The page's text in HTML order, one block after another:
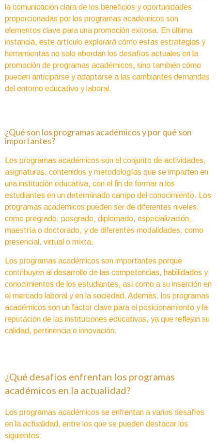
la comunicación clara de los beneficios y oportunidades
proporcionadas por los programas académicos son
elementos clave para una promoción exitosa. En última
instancia, este artículo explorará cómo estas estrategias y
herramientas no solo abordan los desafíos actuales en la
promoción de programas académicos, sino también cómo
pueden anticiparse y adaptarse a las cambiantes demandas
del entorno educativo y laboral.
¿Qué son los programas académicos y por qué son
importantes?
Los programas académicos son el conjunto de actividades,
asignaturas, contenidos y metodologías que se imparten en
una institución educativa, con el fin de formar a los
estudiantes en un determinado campo del conocimiento. Los
programas académicos pueden ser de diferentes niveles,
como pregrado, posgrado, diplomado, especialización,
maestría o doctorado, y de diferentes modalidades, como
presencial, virtual o mixta.
Los programas académicos son importantes porque
contribuyen al desarrollo de las competencias, habilidades y
conocimientos de los estudiantes, así como a su inserción en
el mercado laboral y en la sociedad. Además, los programas
académicos son un factor clave para el posicionamiento y la
reputación de las instituciones educativas, ya que reflejan su
calidad, pertinencia e innovación.
¿Qué desafíos enfrentan los programas
académicos en la actualidad?
Los programas académicos se enfrentan a varios desafíos
en la actualidad, entre los que se pueden destacar los
siguientes: